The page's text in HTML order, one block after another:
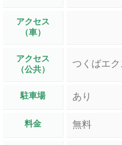
アクセス
（車）
アクセス
（公共）
つくばエ
駐車場 あり
料金 無料